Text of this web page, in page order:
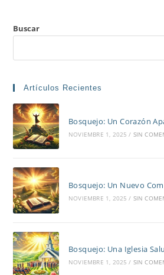
Buscar
Artículos Recientes
Bosquejo: Un Corazón
NOVIEMBRE 1, 2025 / SIN
Bosquejo: Un Nuevo
NOVIEMBRE 1, 2025 / SIN
Bosquejo: Una Iglesia
NOVIEMBRE 1, 2025 / SIN